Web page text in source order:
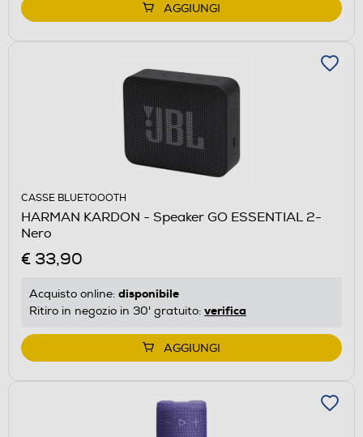
AGGIUNGI
CASSE BLUETOOOTH
HARMAN KARDON - Speaker GO ESSENTIAL 2-
Nero
€ 33,90
Acquisto online: disponibile
Ritiro in negozio in 30' gratuito: verifica
AGGIUNGI